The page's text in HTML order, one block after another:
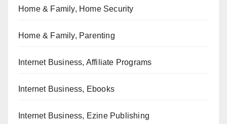
Home & Family, Home Security
Home & Family, Parenting
Internet Business, Affiliate Programs
Internet Business, Ebooks
Internet Business, Ezine Publishing